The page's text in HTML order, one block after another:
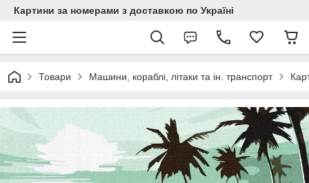
Картини за номерами з доставкою по Україні
Товари Машини, кораблі, літаки та ін. транспорт